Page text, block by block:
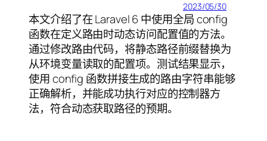
2023/05/30
本文介绍了在 Laravel 6 中使用全局 config
函数在定义路由时动态访问配置值的方法。
通过修改路由代码，将静态路径前缀替换为
从环境变量读取的配置项。测试结果显示，
使用 config 函数拼接生成的路由字符串能够
正确解析，并能成功执行对应的控制器方
法，符合动态获取路径的预期。